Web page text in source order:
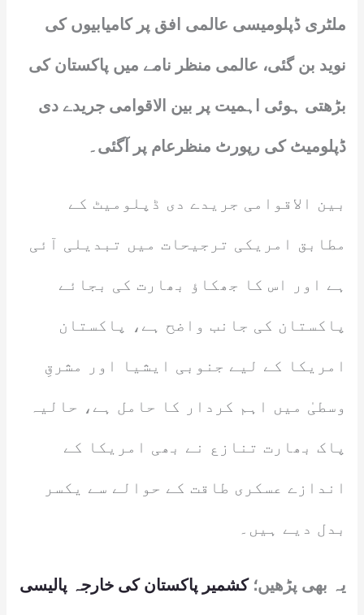
ملٹری ڈپلومیسی عالمی افق پر کامیابیوں کی
نوید بن گئی، عالمی منظر نامے میں پاکستان کی
بڑھتی ہوئی اہمیت پر بین الاقوامی جریدے دی
ڈپلومیٹ کی رپورٹ منظرعام پر آگئی۔
بین الاقوامی جریدے دی ڈپلومیٹ کے
مطابق امریکی ترجیحات میں تبدیلی آئی
ہے اور اس کا جھکاؤ بھارت کی بجائے
پاکستان کی جانب واضح ہے، پاکستان
امریکا کے لیے جنوبی ایشیا اور مشرقِ
وسطیٰ میں اہم کردار کا حامل ہے، حالیہ
پاک بھارت تنازع نے بھی امریکا کے
اندازے عسکری طاقت کے حوالے سے یکسر
بدل دیے ہیں۔
یہ بھی پڑھیں؛کشمیر پاکستان کی خارجہ پالیسی